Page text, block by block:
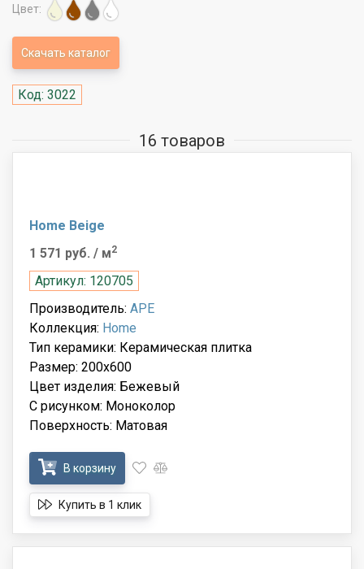
Цвет:
Скачать каталог
Код: 3022
16 товаров
Home Beige
1 571 руб. / м2
Артикул: 120705
Производитель: APE
Коллекция: Home
Тип керамики: Керамическая плитка
Размер: 200x600
Цвет изделия: Бежевый
С рисунком: Моноколор
Поверхность: Матовая
В корзину
Купить в 1 клик